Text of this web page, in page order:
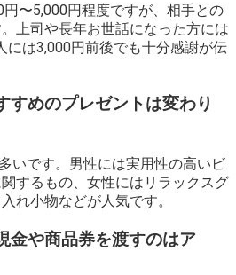
〜5,000円程度ですが、相手との
上司や長年お世話になった方には
には3,000円前後でも十分感謝が伝
すめのプレゼントは変わり
いです。男性には実用性の高いビ
するもの、女性にはリラックスグ
れ小物などが人気です。
金や商品券を渡すのはア